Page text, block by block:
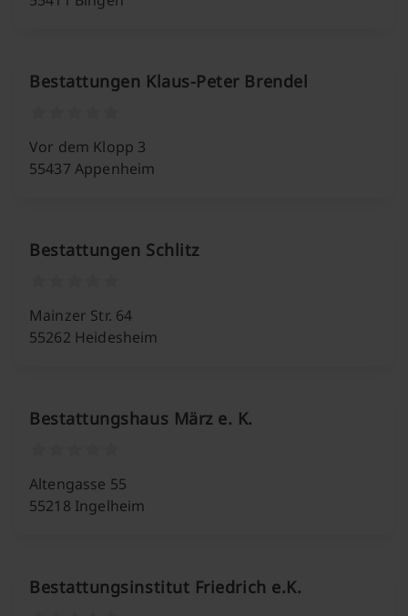
Bestattungen Klaus-Peter Brendel
Vor dem Klopp 3
55437 Appenheim
Bestattungen Schlitz
Mainzer Str. 64
55262 Heidesheim
Bestattungshaus März e. K.
Altengasse 55
55218 Ingelheim
Bestattungsinstitut Friedrich e.K.